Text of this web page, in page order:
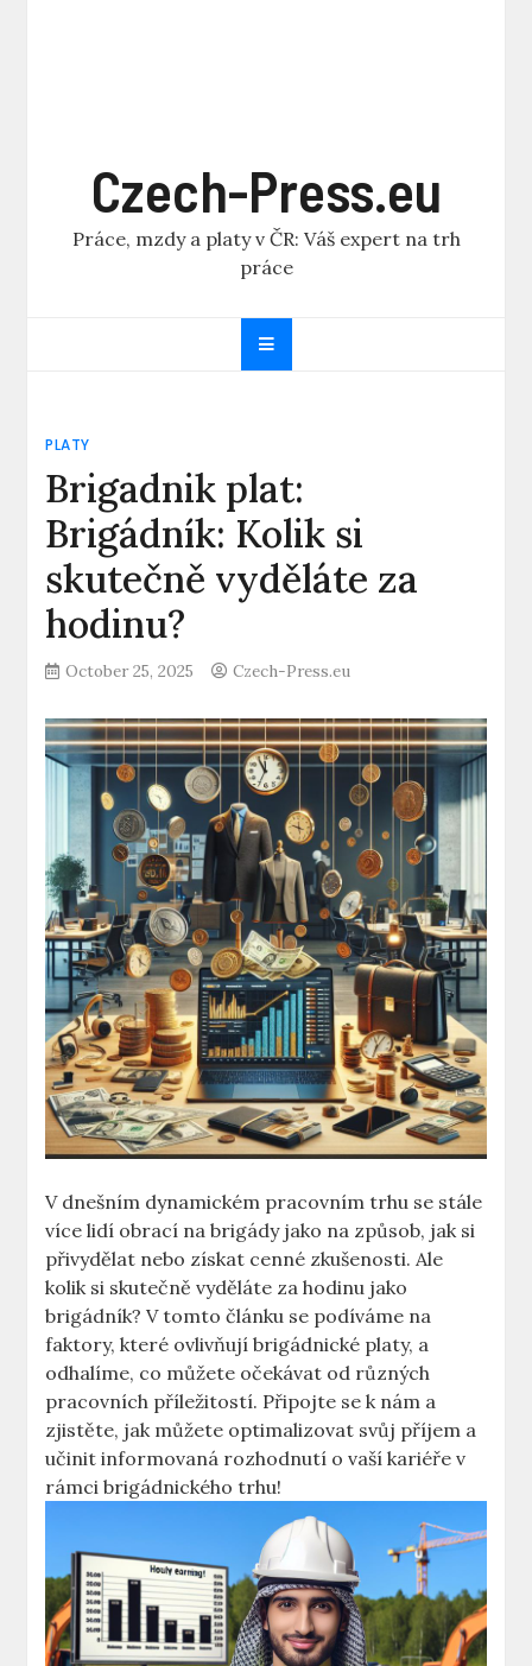
Czech-Press.eu
Práce, mzdy a platy v ČR: Váš expert na trh
práce
PLATY
Brigadnik plat:
Brigádník: Kolik si
skutečně vyděláte za
hodinu?
October 25, 2025 Czech-Press.eu
V dnešním dynamickém pracovním trhu se stále
více lidí obrací na brigády jako na způsob, jak si
přivydělat nebo získat cenné zkušenosti. Ale
kolik si skutečně vyděláte za hodinu jako
brigádník? V tomto článku se podíváme na
faktory, které ovlivňují brigádnické platy, a
odhalíme, co můžete očekávat od různých
pracovních příležitostí. Připojte se k nám a
zjistěte, jak můžete optimalizovat svůj příjem a
učinit informovaná rozhodnutí o vaší kariéře v
rámci brigádnického trhu!